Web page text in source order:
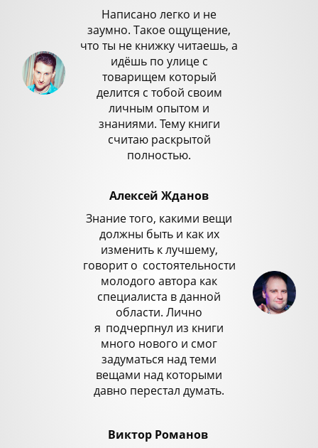
Написано легко и не
заумно. Такое ощущение,
что ты не книжку читаешь, а
идёшь по улице с
товарищем который
делится с тобой своим
личным опытом и
знаниями. Тему книги
считаю раскрытой
полностью.
Алексей Жданов
Знание того, какими вещи
должны быть и как их
изменить к лучшему,
говорит о состоятельности
молодого автора как
специалиста в данной
области. Лично
я подчерпнул из книги
много нового и смог
задуматься над теми
вещами над которыми
давно перестал думать.
Виктор Романов